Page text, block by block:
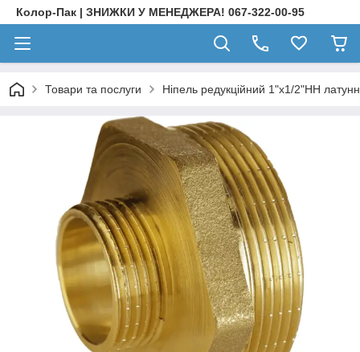
Колор-Пак | ЗНИЖКИ У МЕНЕДЖЕРА! 067-322-00-95
Товари та послуги Ніпель редукційний 1"х1/2"НН